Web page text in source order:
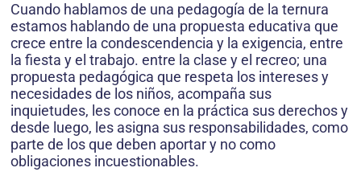
Cuando hablamos de una pedagogía de la ternura
estamos hablando de una propuesta educativa que
crece entre la condescendencia y la exigencia, entre
la fiesta y el trabajo. entre la clase y el recreo; una
propuesta pedagógica que respeta los intereses y
necesidades de los niños, acompaña sus
inquietudes, les conoce en la práctica sus derechos y
desde luego, les asigna sus responsabilidades, como
parte de los que deben aportar y no como
obligaciones incuestionables.